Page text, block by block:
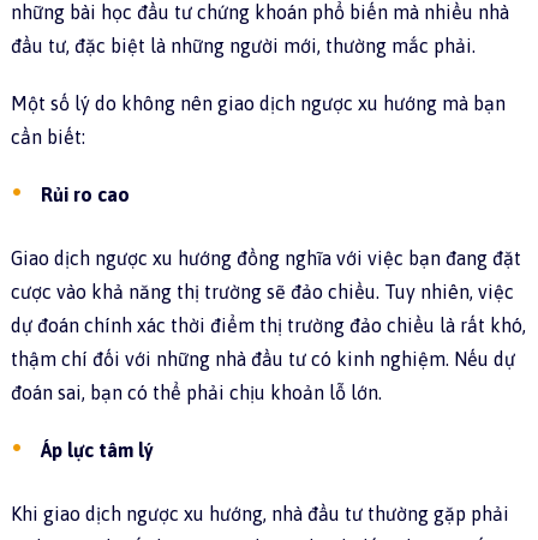
những bài học đầu tư chứng khoán phổ biến mà nhiều nhà
đầu tư, đặc biệt là những người mới, thường mắc phải.
Một số lý do không nên giao dịch ngược xu hướng mà bạn
cần biết:
Rủi ro cao
Giao dịch ngược xu hướng đồng nghĩa với việc bạn đang đặt
cược vào khả năng thị trường sẽ đảo chiều. Tuy nhiên, việc
dự đoán chính xác thời điểm thị trường đảo chiều là rất khó,
thậm chí đối với những nhà đầu tư có kinh nghiệm. Nếu dự
đoán sai, bạn có thể phải chịu khoản lỗ lớn.
Áp lực tâm lý
Khi giao dịch ngược xu hướng, nhà đầu tư thường gặp phải